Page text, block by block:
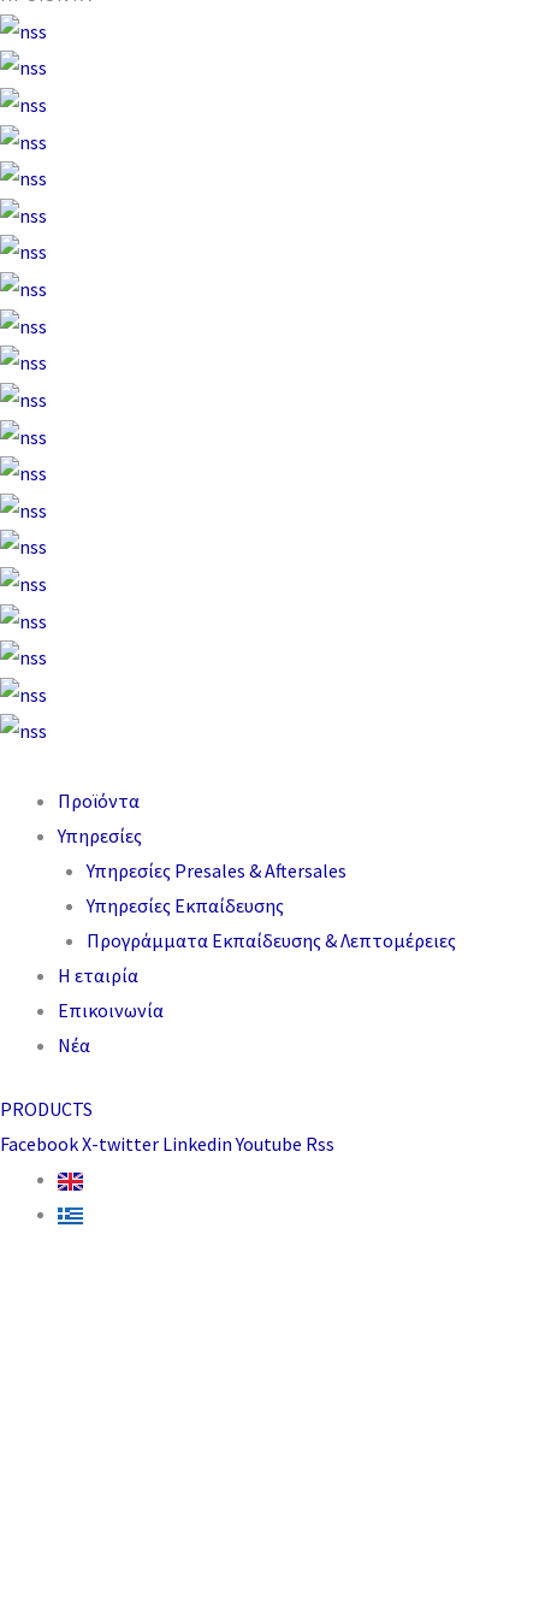
Προϊόντα
Υπηρεσίες
Υπηρεσίες Presales & Aftersales
Υπηρεσίες Εκπαίδευσης
Προγράμματα Εκπαίδευσης & Λεπτομέρειες
Η εταιρία
Επικοινωνία
Νέα
PRODUCTS
FacebookX-twitter Linkedin Youtube Rss